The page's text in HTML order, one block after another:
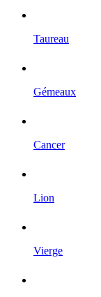
Taureau
Gémeaux
Cancer
Lion
Vierge